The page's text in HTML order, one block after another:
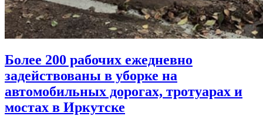
Более 200 рабочих ежедневно
задействованы в уборке на
автомобильных дорогах, тротуарах и
мостах в Иркутске